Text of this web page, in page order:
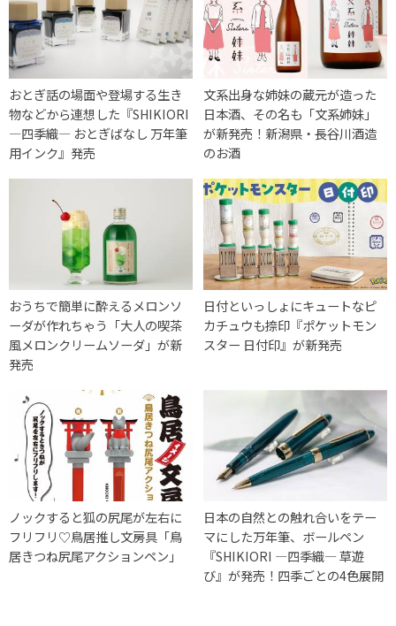
おとぎ話の場面や登場する生き
物などから連想した『SHIKIORI
―四季織― おとぎばなし 万年筆
用インク』発売
文系出身な姉妹の蔵元が造った
日本酒、その名も「文系姉妹」
が新発売！新潟県・長谷川酒造
のお酒
おうちで簡単に酔えるメロンソ
ーダが作れちゃう「大人の喫茶
風メロンクリームソーダ」が新
発売
日付といっしょにキュートなピ
カチュウも捺印『ポケットモン
スター 日付印』が新発売
ノックすると狐の尻尾が左右に
フリフリ♡鳥居推し文房具「鳥
居きつね尻尾アクションペン」
日本の自然との触れ合いをテー
マにした万年筆、ボールペン
『SHIKIORI ―四季織― 草遊
び』が発売！四季ごとの4色展開